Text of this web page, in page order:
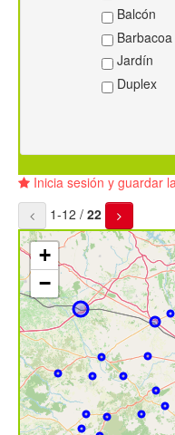
Balcón
Barbacoa
Jardín
Duplex
Inicia sesión y guardar
1-12 / 22
+
−